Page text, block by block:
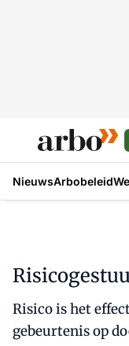
NieuwsArbobeleid
Risico is het
gebeurtenis op